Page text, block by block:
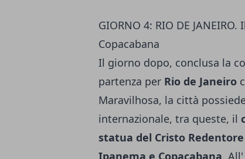
GIORNO 4: RIO DE
Copacabana
Il giorno dopo, conclusa la
partenza per Rio de Janeiro
Maravilhosa, la città
internazionale, tra queste, il
statua del Cristo Redentore
Ipanema e Copacabana.